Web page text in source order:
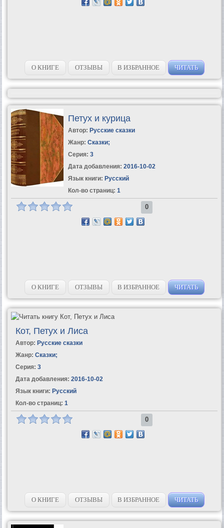
О КНИГЕ ОТЗЫВЫ В ИЗБРАННОЕ ЧИТАТЬ
Петух и курица
Автор: Русские сказки
Жанр: Сказки;
Серия: 3
Дата добавления: 2016-10-02
Язык книги: Русский
Кол-во страниц: 1
0
О КНИГЕ ОТЗЫВЫ В ИЗБРАННОЕ ЧИТАТЬ
Кот, Петух и Лиса
Автор: Русские сказки
Жанр: Сказки;
Серия: 3
Дата добавления: 2016-10-02
Язык книги: Русский
Кол-во страниц: 1
0
О КНИГЕ ОТЗЫВЫ В ИЗБРАННОЕ ЧИТАТЬ